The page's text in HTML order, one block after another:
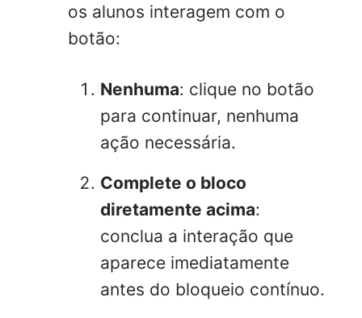
os alunos interagem com o
botão:
Nenhuma: clique no botão
para continuar, nenhuma
ação necessária.
Complete o bloco
diretamente acima:
conclua a interação que
aparece imediatamente
antes do bloqueio contínuo.